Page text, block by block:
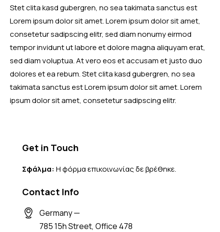
Stet clita kasd gubergren, no sea takimata sanctus est
Lorem ipsum dolor sit amet. Lorem ipsum dolor sit amet,
consetetur sadipscing elitr, sed diam nonumy eirmod
tempor invidunt ut labore et dolore magna aliquyam erat,
sed diam voluptua. At vero eos et accusam et justo duo
dolores et ea rebum. Stet clita kasd gubergren, no sea
takimata sanctus est Lorem ipsum dolor sit amet. Lorem
ipsum dolor sit amet, consetetur sadipscing elitr.
Get in Touch
Σφάλμα: Η φόρμα επικοινωνίας δε βρέθηκε.
Contact Info
Germany —
785 15h Street, Office 478